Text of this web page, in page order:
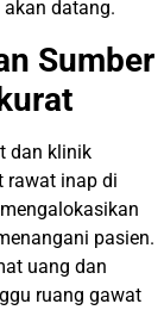
datang.
Sumber
dan klinik
rawat inap di
pasien.
uang dan
ruang gawat